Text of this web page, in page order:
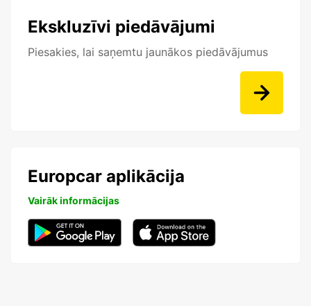
Ekskluzīvi piedāvājumi
Piesakies, lai saņemtu jaunākos piedāvājumus
Europcar aplikācija
Vairāk informācijas